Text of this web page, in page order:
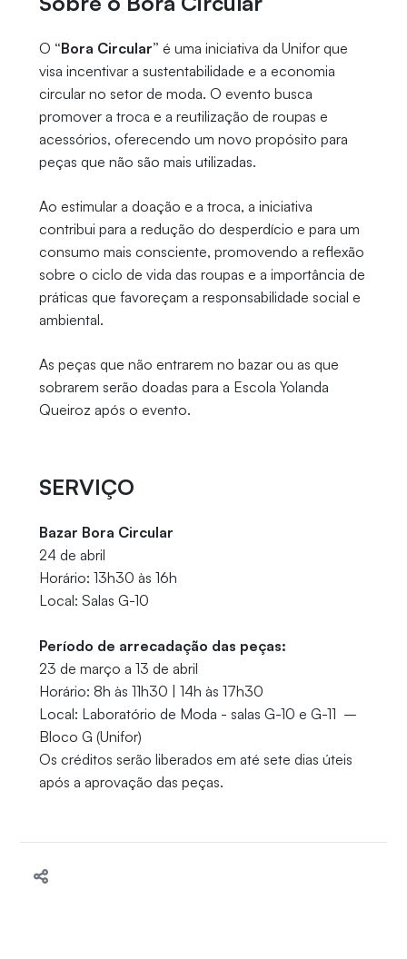
O “Bora Circular” é uma iniciativa da Unifor que
visa incentivar a sustentabilidade e a economia
circular no setor de moda. O evento busca
promover a troca e a reutilização de roupas e
acessórios, oferecendo um novo propósito para
peças que não são mais utilizadas.
Ao estimular a doação e a troca, a iniciativa
contribui para a redução do desperdício e para um
consumo mais consciente, promovendo a reflexão
sobre o ciclo de vida das roupas e a importância de
práticas que favoreçam a responsabilidade social e
ambiental.
As peças que não entrarem no bazar ou as que
sobrarem serão doadas para a Escola Yolanda
Queiroz após o evento.
SERVIÇO
Bazar Bora Circular
24 de abril
Horário: 13h30 às 16h
Local: Salas G-10
Período de arrecadação das peças:
23 de março a 13 de abril
Horário: 8h às 11h30 | 14h às 17h30
Local: Laboratório de Moda - salas G-10 e G-11 –
Bloco G (Unifor)
Os créditos serão liberados em até sete dias úteis
após a aprovação das peças.